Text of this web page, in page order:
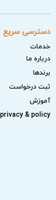
دسترسی سریع
خدمات
درباره ما
برندها
ثبت درخواست
آموزش
privacy & policy